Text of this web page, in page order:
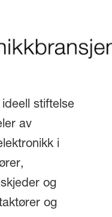
stiftelse
av
i
og
og